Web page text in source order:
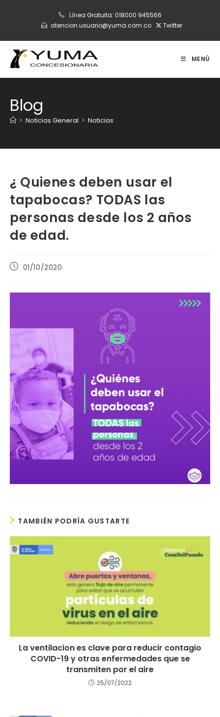
Línea Gratuita: 018000 945566
atencion.usuario@yuma.com.co
Twitter
MENÚ
Blog
> Noticias General > Noticias
¿ Quienes deben usar el
tapabocas? TODAS las
personas desde los 2 años
de edad.
Publicación
entrada:
01/10/2020
TAMBIÉN PODRÍA GUSTARTE
La ventilacion es clave para reducir contagio
COVID-19 y otras enfermedades que se
transmiten por el aire
25/07/2022